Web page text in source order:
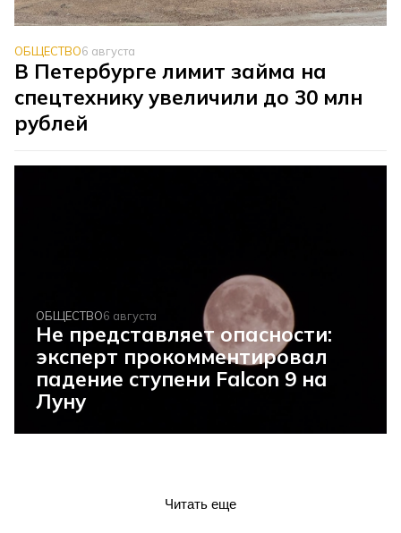
ОБЩЕСТВО6 августа
В Петербурге лимит займа на
спецтехнику увеличили до 30 млн
рублей
ОБЩЕСТВО6 августа
Не представляет опасности:
эксперт прокомментировал
падение ступени Falcon 9 на
Луну
Читать еще